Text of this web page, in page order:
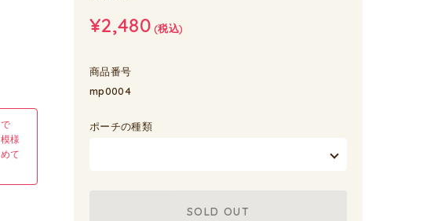
様
て
¥2,480(税込)
商品番号
mp0004
ポーチの種類
SOLD OUT